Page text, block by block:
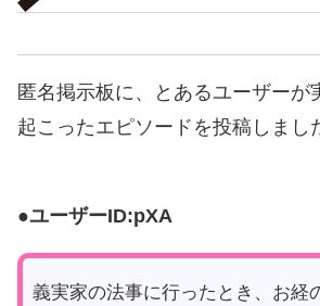
匿名掲示板に、とあるユーザーが
起こったエピソードを投稿しまし
●ユーザーID:pXA
義実家の法事に行ったとき、お経